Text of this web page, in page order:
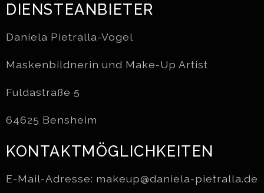
DIENSTEANBIETER
Daniela Pietralla-Vogel
Maskenbildnerin und Make-Up Artist
Fuldastraße 5
64625 Bensheim
KONTAKTMÖGLICHKEITEN
E-Mail-Adresse: makeup@daniela-pietralla.de